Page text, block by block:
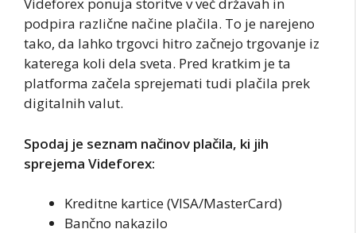
podpira različne načine plačila. To je narejeno
tako, da lahko trgovci hitro začnejo trgovanje iz
katerega koli dela sveta. Pred kratkim je ta
platforma začela sprejemati tudi plačila prek
digitalnih valut.
Spodaj je seznam načinov plačila, ki jih
sprejema Videforex:
Kreditne kartice (VISA/MasterCard)
Bančno nakazilo